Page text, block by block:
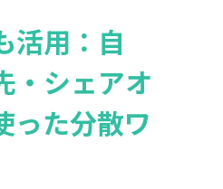
活用：自
・シェアオ
った分散ワ